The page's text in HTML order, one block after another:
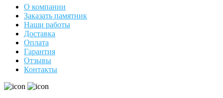
О компании
Заказать памятник
Наши работы
Доставка
Оплата
Гарантия
Отзывы
Контакты